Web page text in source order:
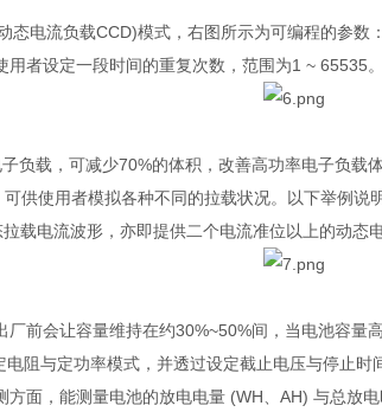
态电流负载CCD)模式，右图所示为可编程的参数
用者设定一段时间的重复次数，范围为1 ~ 65535
负载，可减少70%的体积，改善高功率电子负载
供使用者模拟各种不同的拉载状况。以下举例说
载电流波形，亦即提供二个电流准位以上的动态
厂前会让容量维持在约30%~50%间，当电池容量
电阻与定功率模式，并透过设定截止电压与停止时
方面，能测量电池的放电电量 (WH AH) 与总放